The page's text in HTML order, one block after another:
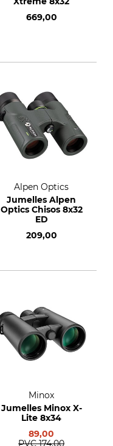
669,00
Alpen Optics
Jumelles Alpen
Optics Chisos 8x32
ED
209,00
Minox
Jumelles Minox X-
Lite 8x34
89,00
PVC 174,00